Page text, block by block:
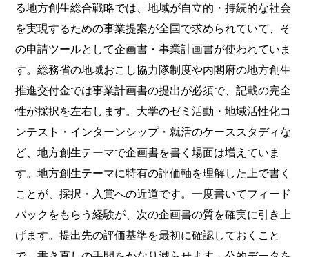
る地方創生総合戦略では、地域が自立的・持続的な社会
を実現するための事業提案が全国で求められていて、そ
の申請ツールとして企画書・事業計画書が使われていま
す。総務省の地域おこし協力隊制度や内閣府の地方創生
推進交付金では事業計画書の提出が必須で、記載の完全
性が採択を左右します。大学のゼミ活動・地域活性化コ
ンテスト・インターンシップ・就活のケーススタディな
ど、地方創生テーマで企画書を書く場面は増えていま
す。地方創生テーマに特有の評価軸を理解した上で書く
ことが、採択・入賞への近道です。一度書いてフィード
バックをもらう経験が、次の企画書の質を確実に引き上
げます。提出先の評価基準を最初に確認しておくこと